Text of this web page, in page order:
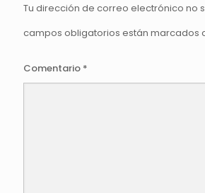
Tu dirección de correo electrónico no
campos obligatorios están marcados
Comentario *